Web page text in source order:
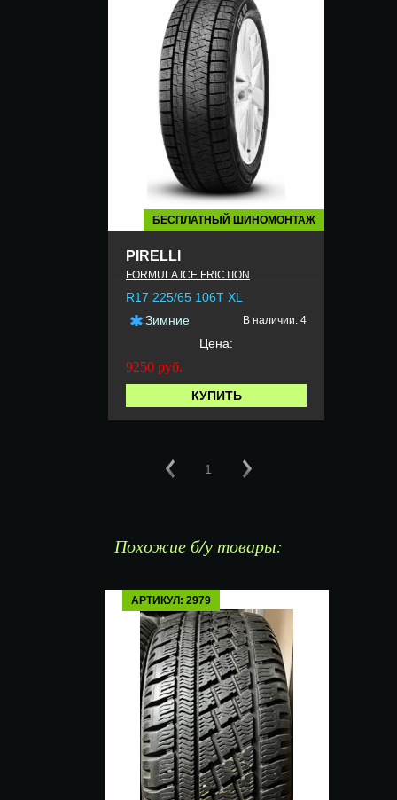
БЕСПЛАТНЫЙ ШИНОМОНТАЖ
PIRELLI
FORMULA ICE FRICTION
R17 225/65 106T XL
Зимние
В наличии: 4
Цена:
9250 руб.
КУПИТЬ
1
Похожие б/у товары:
АРТИКУЛ: 2979